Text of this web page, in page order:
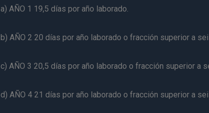
a) AÑO 1 19,5 días por año laborado.
b) AÑO 2 20 días por año laborado o fracción superior a
c) AÑO 3 20,5 días por año laborado o fracción superior a
d) AÑO 4 21 días por año laborado o fracción superior a